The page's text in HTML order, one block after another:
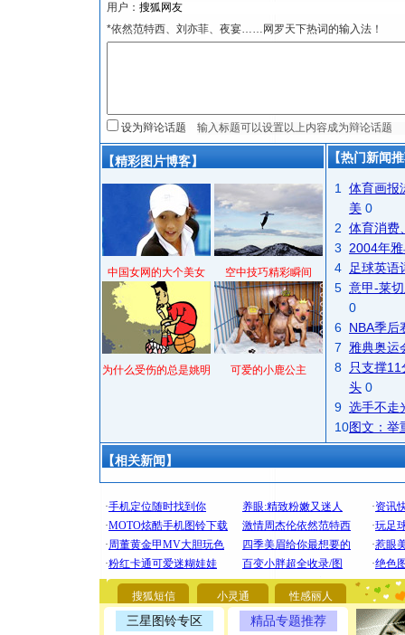
用户：
*依然范特西、刘亦菲、夜宴……网罗天下热词的输入法！
设为辩论话题
【精彩图片博客】
中国女网的大个美女 空中技巧精彩瞬间
为什么受伤的总是姚明 可爱的小鹿公主
【热门新闻
1
体育画报
美 0
2 体育消费
3
2004年
4
足球英语
5 意甲-莱
0
6 NBA季后
7
雅典奥运
8
只支撑
头 0
9 选手不走
10图文：举
【相关新闻】
搜狐短信 小灵通 性感丽人
三星图铃专区 精品专题推荐
[圣诞节]
你太多，
要平安
[圣诞节]